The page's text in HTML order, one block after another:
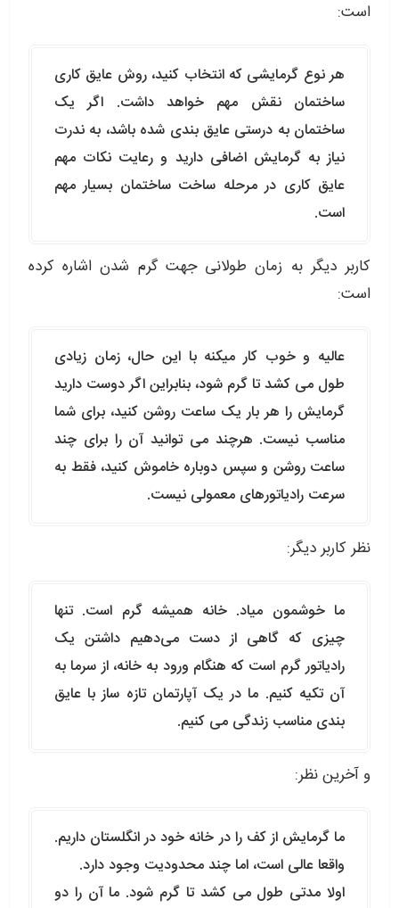
است:
هر نوع گرمایشی که انتخاب کنید، روش عایق کاری
ساختمان نقش مهم خواهد داشت. اگر یک
ساختمان به درستی عایق بندی شده باشد، به ندرت
نیاز به گرمایش اضافی دارید و رعایت نکات مهم
عایق کاری در مرحله ساخت ساختمان بسیار مهم
است.
کاربر دیگر به زمان طولانی جهت گرم شدن اشاره کرده
است:
عالیه و خوب کار میکنه با این حال، زمان زیادی
طول می کشد تا گرم شود، بنابراین اگر دوست دارید
گرمایش را هر بار یک ساعت روشن کنید، برای شما
مناسب نیست. هرچند می توانید آن را برای چند
ساعت روشن و سپس دوباره خاموش کنید، فقط به
سرعت رادیاتورهای معمولی نیست.
نظر کاربر دیگر:
ما خوشمون میاد. خانه همیشه گرم است. تنها
چیزی که گاهی از دست می‌دهیم داشتن یک
رادیاتور گرم است که هنگام ورود به خانه، از سرما به
آن تکیه کنیم. ما در یک آپارتمان تازه ساز با عایق
بندی مناسب زندگی می کنیم.
و آخرین نظر:
ما گرمایش از کف را در خانه خود در انگلستان داریم.
واقعا عالی است، اما چند محدودیت وجود دارد.
اولا مدتی طول می کشد تا گرم شود. ما آن را دو